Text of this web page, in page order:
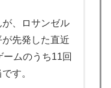
だけどお勧めな日本
反応
で鏡のようにピカピ
外の反応】
、ロサンゼル
先発した直近
ムのうち11回
す。